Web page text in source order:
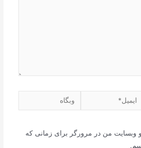
ایمیل* وبگاه
و وبسایت من در مرورگر برای زمانی که